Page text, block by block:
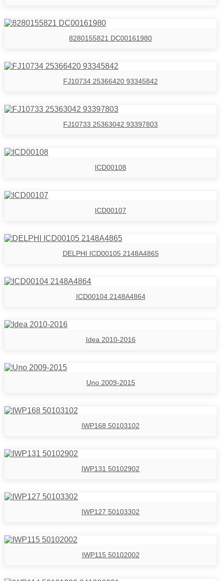
8280155821 DC00161980
FJ10734 25366420 93345842
FJ10733 25363042 93397803
ICD00108
ICD00107
DELPHI ICD00105 2148A4865
ICD00104 2148A4864
Idea 2010-2016
Uno 2009-2015
IWP168 50103102
IWP131 50102902
IWP127 50103302
IWP115 50102002